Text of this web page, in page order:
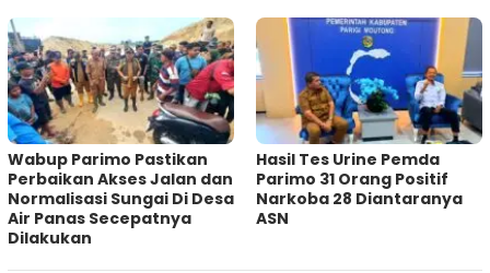
Wabup Parimo Pastikan
Perbaikan Akses Jalan dan
Normalisasi Sungai Di Desa
Air Panas Secepatnya
Dilakukan
Hasil Tes Urine Pemda
Parimo 31 Orang Positif
Narkoba 28 Diantaranya
ASN